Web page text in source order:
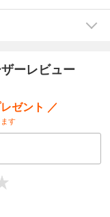
ーレビュー
ゼント ／
す